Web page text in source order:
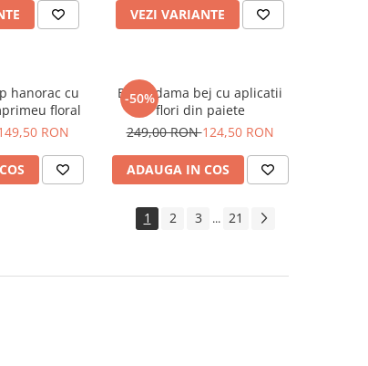
VEZI VARIANTE
hanorac cu
floral
RON
-50%
Bluza dama bej cu aplicatii
flori din paiete
249,00 RON124,50 RON
ADAUGA IN COS
1 2 3 ... 21